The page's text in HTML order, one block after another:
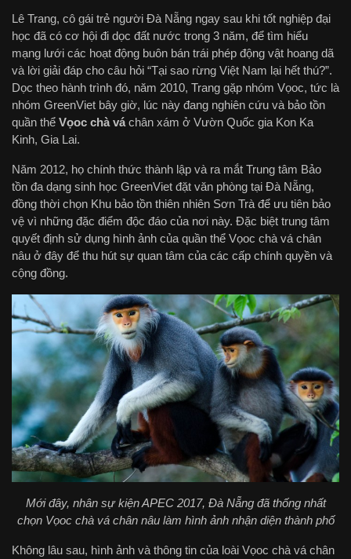
Lê Trang, cô gái trẻ người Đà Nẵng ngay sau khi tốt nghiệp đại
học đã có cơ hội đi dọc đất nước trong 3 năm, để tìm hiểu
mạng lưới các hoạt động buôn bán trái phép động vật hoang dã
và lời giải đáp cho câu hỏi “Tại sao rừng Việt Nam lại hết thú?”.
Dọc theo hành trình đó, năm 2010, Trang gặp nhóm Vọoc, tức là
nhóm GreenViet bây giờ, lúc này đang nghiên cứu và bảo tồn
quần thể Vọoc chà vá chân xám ở Vườn Quốc gia Kon Ka
Kinh, Gia Lai.
Năm 2012, họ chính thức thành lập và ra mắt Trung tâm Bảo
tồn đa dạng sinh học GreenViet đặt văn phòng tại Đà Nẵng,
đồng thời chọn Khu bảo tồn thiên nhiên Sơn Trà để ưu tiên bảo
vệ vì những đặc điểm độc đáo của nơi này. Đặc biệt trung tâm
quyết định sử dụng hình ảnh của quần thể Vọoc chà vá chân
nâu ở đây để thu hút sự quan tâm của các cấp chính quyền và
cộng đồng.
Mới đây, nhân sự kiện APEC 2017, Đà Nẵng đã thống nhất
chọn Vọoc chà vá chân nâu làm hình ảnh nhận diện thành phố
Không lâu sau, hình ảnh và thông tin của loài Vọoc chà vá chân